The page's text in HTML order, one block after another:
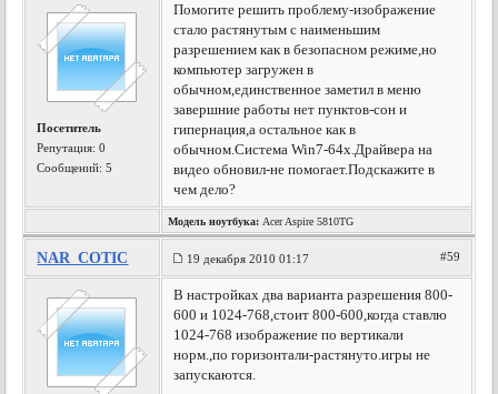
Посетитель
Репутация:0
Сообщений: 5
Помогите решить проблему-изображение
стало растянутым с наименьшим
разрешением как в безопасном режиме,но
компьютер загружен в
обычном,единственное заметил в меню
завершние работы нет пунктов-сон и
гипернация,а остальное как в
обычном.Система Win7-64x.Драйвера на
видео обновил-не помогает.Подскажите в
чем дело?
Модель ноутбука: Acer Aspire 5810TG
NAR_COTIC 19 декабря 2010 01:17 #59
В настройках два варианта разрешения 800-
600 и 1024-768,стоит 800-600,когда ставлю
1024-768 изображение по вертикали
норм.,по горизонтали-растянуто.игры не
запускаются.